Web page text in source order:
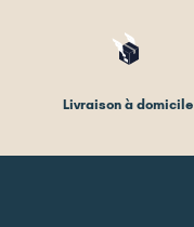
Livraison à domicile